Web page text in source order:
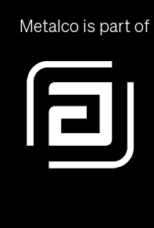
Metalco is part of